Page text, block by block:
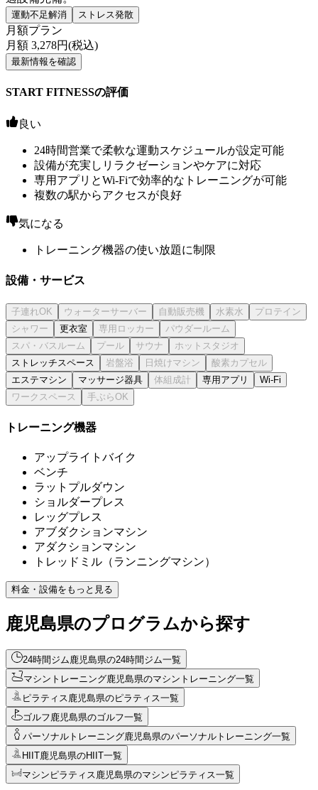
運動不足解消 ストレス発散
月額プラン
月額 3,278円(税込)
最新情報を確認
START FITNESSの評価
良い
24時間営業で柔軟な運動スケジュールが設定可能
設備が充実しリラクゼーションやケアに対応
専用アプリとWi-Fiで効率的なトレーニングが可能
複数の駅からアクセスが良好
気になる
トレーニング機器の使い放題に制限
設備・サービス
更衣室
ストレッチスペース
エステマシン
マッサージ器具 専用アプリ Wi-Fi
トレーニング機器
アップライトバイク
ベンチ
ラットプルダウン
ショルダープレス
レッグプレス
アブダクションマシン
アダクションマシン
トレッドミル（ランニングマシン）
料金・設備をもっと見る
鹿児島県のプログラムから探す
24時間ジム鹿児島県の24時間ジム一覧
マシントレーニング鹿児島県のマシントレーニング一覧
ピラティス鹿児島県のピラティス一覧
ゴルフ鹿児島県のゴルフ一覧
パーソナルトレーニング鹿児島県のパーソナルトレーニング一覧
HIIT鹿児島県のHIIT一覧
マシンピラティス鹿児島県のマシンピラティス一覧